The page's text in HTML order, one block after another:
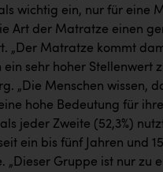
wichtig ein, nur für eine
Art der Matratze einen
„Der Matratze kommt
ein sehr hoher Stellenwert
„Die Menschen wissen,
hohe Bedeutung für
jeder Zweite (52,3%)
ein bis fünf Jahren und
„Dieser Gruppe ist nur zu